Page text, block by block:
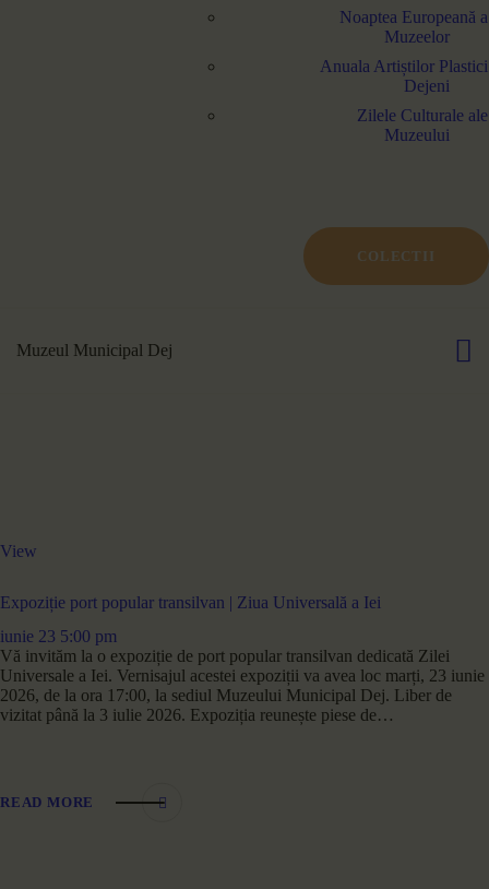
Noaptea Europeană a
Muzeelor
Anuala Artiștilor Plastici
Dejeni
Zilele Culturale ale
Muzeului
COLECTII
Muzeul Municipal Dej
View
Expoziție port popular transilvan | Ziua Universală a Iei
iunie 23 5:00 pm
Vă invităm la o expoziție de port popular transilvan dedicată Zilei
Universale a Iei. Vernisajul acestei expoziții va avea loc marți, 23 iunie
2026, de la ora 17:00, la sediul Muzeului Municipal Dej. Liber de
vizitat până la 3 iulie 2026. Expoziția reunește piese de…
READ MORE